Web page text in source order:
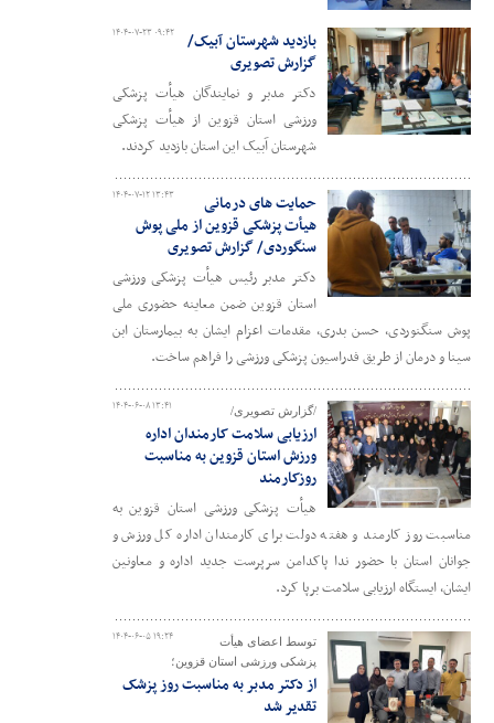
۱۴۰۴-۰۷-۲۳ ۰۹:۴۲
بازدید شهرستان آبیک/
گزارش تصویری
دکتر مدبر و نمایندگان هیأت پزشکی
ورزشی استان قزوین از هیأت پزشکی
شهرستان آبیک این استان بازدید کردند.
۱۴۰۴-۰۷-۱۲ ۱۳:۴۳
حمایت های درمانی
هیأت پزشکی قزوین از ملی پوش
سنگوردی/ گزارش تصویری
دکتر مدبر رئیس هیأت پزشکی ورزشی
استان قزوین ضمن معاینه حضوری ملی
پوش سنگنوردی، حسن بدری، مقدمات اعزام ایشان به بیمارستان ابن
سینا و درمان از طریق فدراسیون پزشکی ورزشی را فراهم ساخت.
۱۴۰۴-۰۶-۰۸ ۱۳:۴۱ /گزارش تصویری/
ارزیابی سلامت کارمندان اداره
ورزش استان قزوین به مناسبت
روزکارمند
هیأت پزشکی ورزشی استان قزوین به
مناسبت روز کارمند و هفته دولت برای کارمندان اداره کل ورزش و
جوانان استان با حضور ندا پاکدامن سرپرست جدید اداره و معاونین
ایشان، ایستگاه ارزیابی سلامت برپا کرد.
۱۴۰۴-۰۶-۰۵ ۱۹:۲۴
توسط اعضای هیأت
پزشکی ورزشی استان قزوین؛
از دکتر مدبر به مناسبت روز پزشک
تقدیر شد